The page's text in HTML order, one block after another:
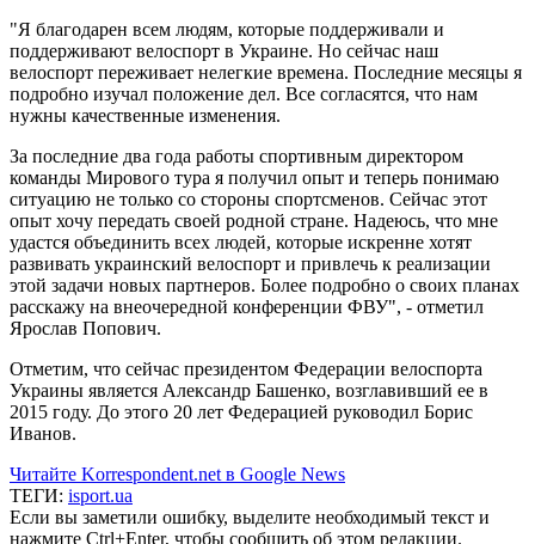
"Я благодарен всем людям, которые поддерживали и
поддерживают велоспорт в Украине. Но сейчас наш
велоспорт переживает нелегкие времена. Последние месяцы я
подробно изучал положение дел. Все согласятся, что нам
нужны качественные изменения.
За последние два года работы спортивным директором
команды Мирового тура я получил опыт и теперь понимаю
ситуацию не только со стороны спортсменов. Сейчас этот
опыт хочу передать своей родной стране. Надеюсь, что мне
удастся объединить всех людей, которые искренне хотят
развивать украинский велоспорт и привлечь к реализации
этой задачи новых партнеров. Более подробно о своих планах
расскажу на внеочередной конференции ФВУ", - отметил
Ярослав Попович.
Отметим, что сейчас президентом Федерации велоспорта
Украины является Александр Башенко, возглавивший ее в
2015 году. До этого 20 лет Федерацией руководил Борис
Иванов.
Читайте Korrespondent.net в Google News
ТЕГИ: isport.ua
Если вы заметили ошибку, выделите необходимый текст и
нажмите Ctrl+Enter, чтобы сообщить об этом редакции.